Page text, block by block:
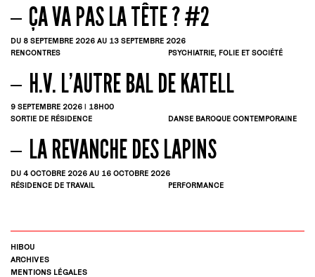
ÇA VA PAS LA TÊTE ? #2
DU 8 SEPTEMBRE 2026 AU 13 SEPTEMBRE 2026
RENCONTRES
PSYCHIATRIE, FOLIE ET SOCIÉTÉ
H.V. L’AUTRE BAL DE KATELL
9 SEPTEMBRE 2026 | 18H00
SORTIE DE RÉSIDENCE
DANSE BAROQUE CONTEMPORAINE
LA REVANCHE DES LAPINS
DU 4 OCTOBRE 2026 AU 16 OCTOBRE 2026
RÉSIDENCE DE TRAVAIL
PERFORMANCE
HIBOU
ARCHIVES
MENTIONS LÉGALES